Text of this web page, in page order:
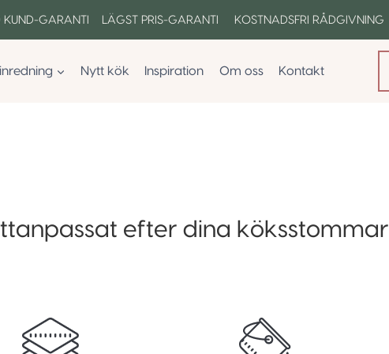
KUND-GARANTI LÄGST PRIS-GARANTI KOSTNADSFRI RÅDGIVNING
Nytt kök Inspiration Om oss Kontakt
efter dina köksstommar